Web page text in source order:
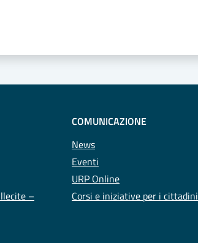
–
COMUNICAZIONE
News
Eventi
URP Online
Corsi e iniziative per i cittadini